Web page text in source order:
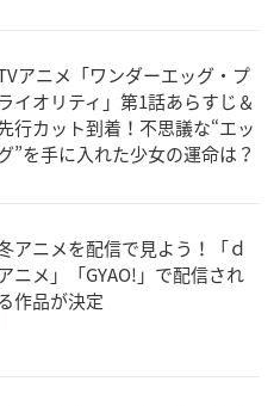
アニメ「ワンダーエッグ・プ
ライオリティ」第1話あらすじ＆
行カット到着！不思議な“エッ
”を手に入れた少女の運命は？
アニメを配信で見よう！「ｄ
ニメ」「GYAO!」で配信され
る作品が決定